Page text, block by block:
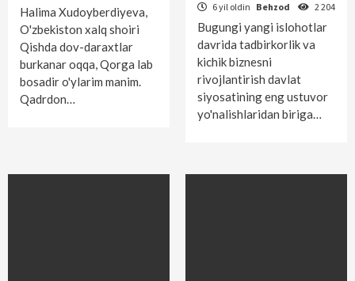
Halima Xudoyberdiyeva,
O'zbekiston xalq shoiri
Qishda dov-daraxtlar
burkanar oqqa, Qorga lab
bosadir o'ylarim manim.
Qadrdon…
6 yil oldin Behzod 2 204
Bugungi yangi islohotlar
davrida tadbirkorlik va
kichik biznesni
rivojlantirish davlat
siyosatining eng ustuvor
yo'nalishlaridan biriga…